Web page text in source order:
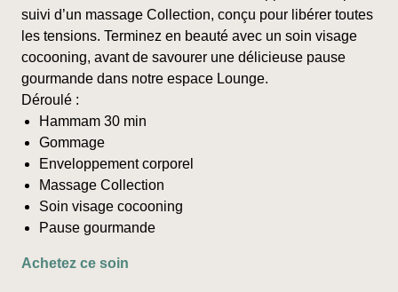
page
du
produit
suivi d’un massage Collection, conçu pour libérer toutes
les tensions. Terminez en beauté avec un soin visage
cocooning, avant de savourer une délicieuse pause
gourmande dans notre espace Lounge.
Déroulé :
Hammam 30 min
Gommage
Enveloppement corporel
Massage Collection
Soin visage cocooning
Pause gourmande
Achetez ce soin